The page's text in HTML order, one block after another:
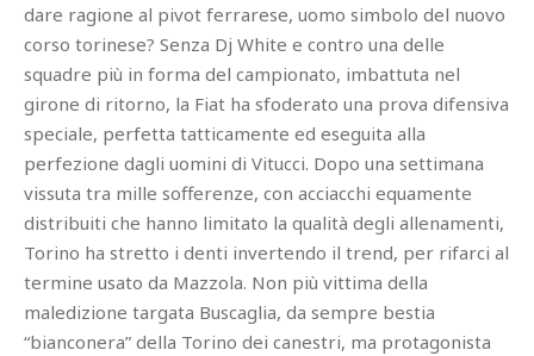
dare ragione al pivot ferrarese, uomo simbolo del nuovo
corso torinese? Senza Dj White e contro una delle
squadre più in forma del campionato, imbattuta nel
girone di ritorno, la Fiat ha sfoderato una prova difensiva
speciale, perfetta tatticamente ed eseguita alla
perfezione dagli uomini di Vitucci. Dopo una settimana
vissuta tra mille sofferenze, con acciacchi equamente
distribuiti che hanno limitato la qualità degli allenamenti,
Torino ha stretto i denti invertendo il trend, per rifarci al
termine usato da Mazzola. Non più vittima della
maledizione targata Buscaglia, da sempre bestia
“bianconera” della Torino dei canestri, ma protagonista